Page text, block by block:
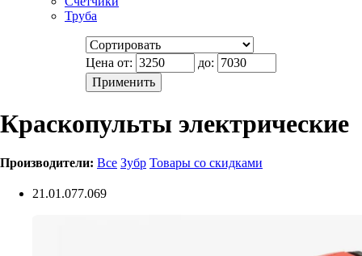
Труба
Цена от: до:
Краскопульты электрические
Производители: Все Зубр Товары со скидками
21.01.077.069